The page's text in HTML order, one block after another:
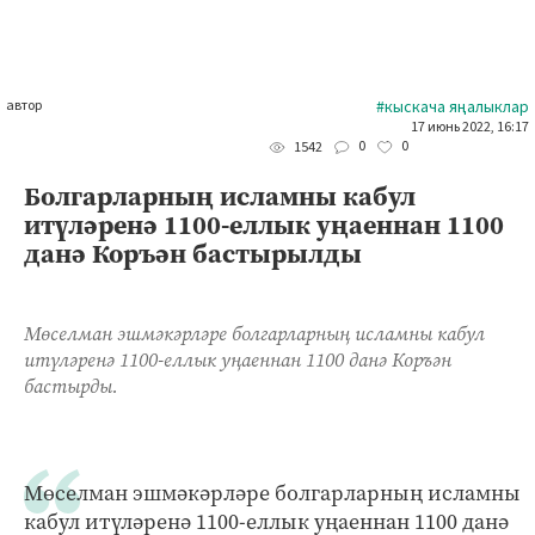
автор #кыскача яңалыклар
17 июнь 2022, 16:17
1542
0 0
Болгарларның исламны кабул
итүләренә 1100-еллык уңаеннан 1100
данә Коръән бастырылды
Мөселман эшмәкәрләре болгарларның исламны кабул
итүләренә 1100-еллык уңаеннан 1100 данә Коръән
бастырды.
Мөселман эшмәкәрләре болгарларның исламны
кабул итүләренә 1100-еллык уңаеннан 1100 данә